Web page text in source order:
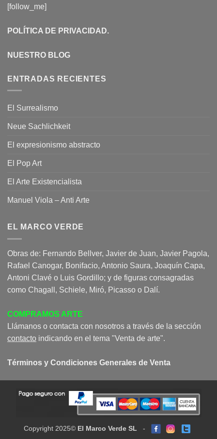
[follow_me]
POLÍTICA DE PRIVACIDAD.
NUESTRO BLOG
ENTRADAS RECIENTES
El Surrealismo
Neue Sachlichkeit
El expresionismo abstracto
El Pop Art
El Arte Existencialista
Manuel Viola – Anti Arte
EL MARCO VERDE
Obras de: Fernando Bellver, Javier de Juan, Javier Pagola,
Rafael Canogar, Bonifacio, Antonio Saura, Joaquín Capa,
Antoni Clavé o Luis Gordillo; y de figuras consagradas
como Chagall, Schiele, Miró, Picasso o Dalí.
COMPRAMOS ARTE
Llámanos o contacta con nosotros a través de la sección
contacto indicando en el tema "Venta de arte".
Términos y Condiciones Generales de Venta
Copyright 2025© El Marco Verde SL -